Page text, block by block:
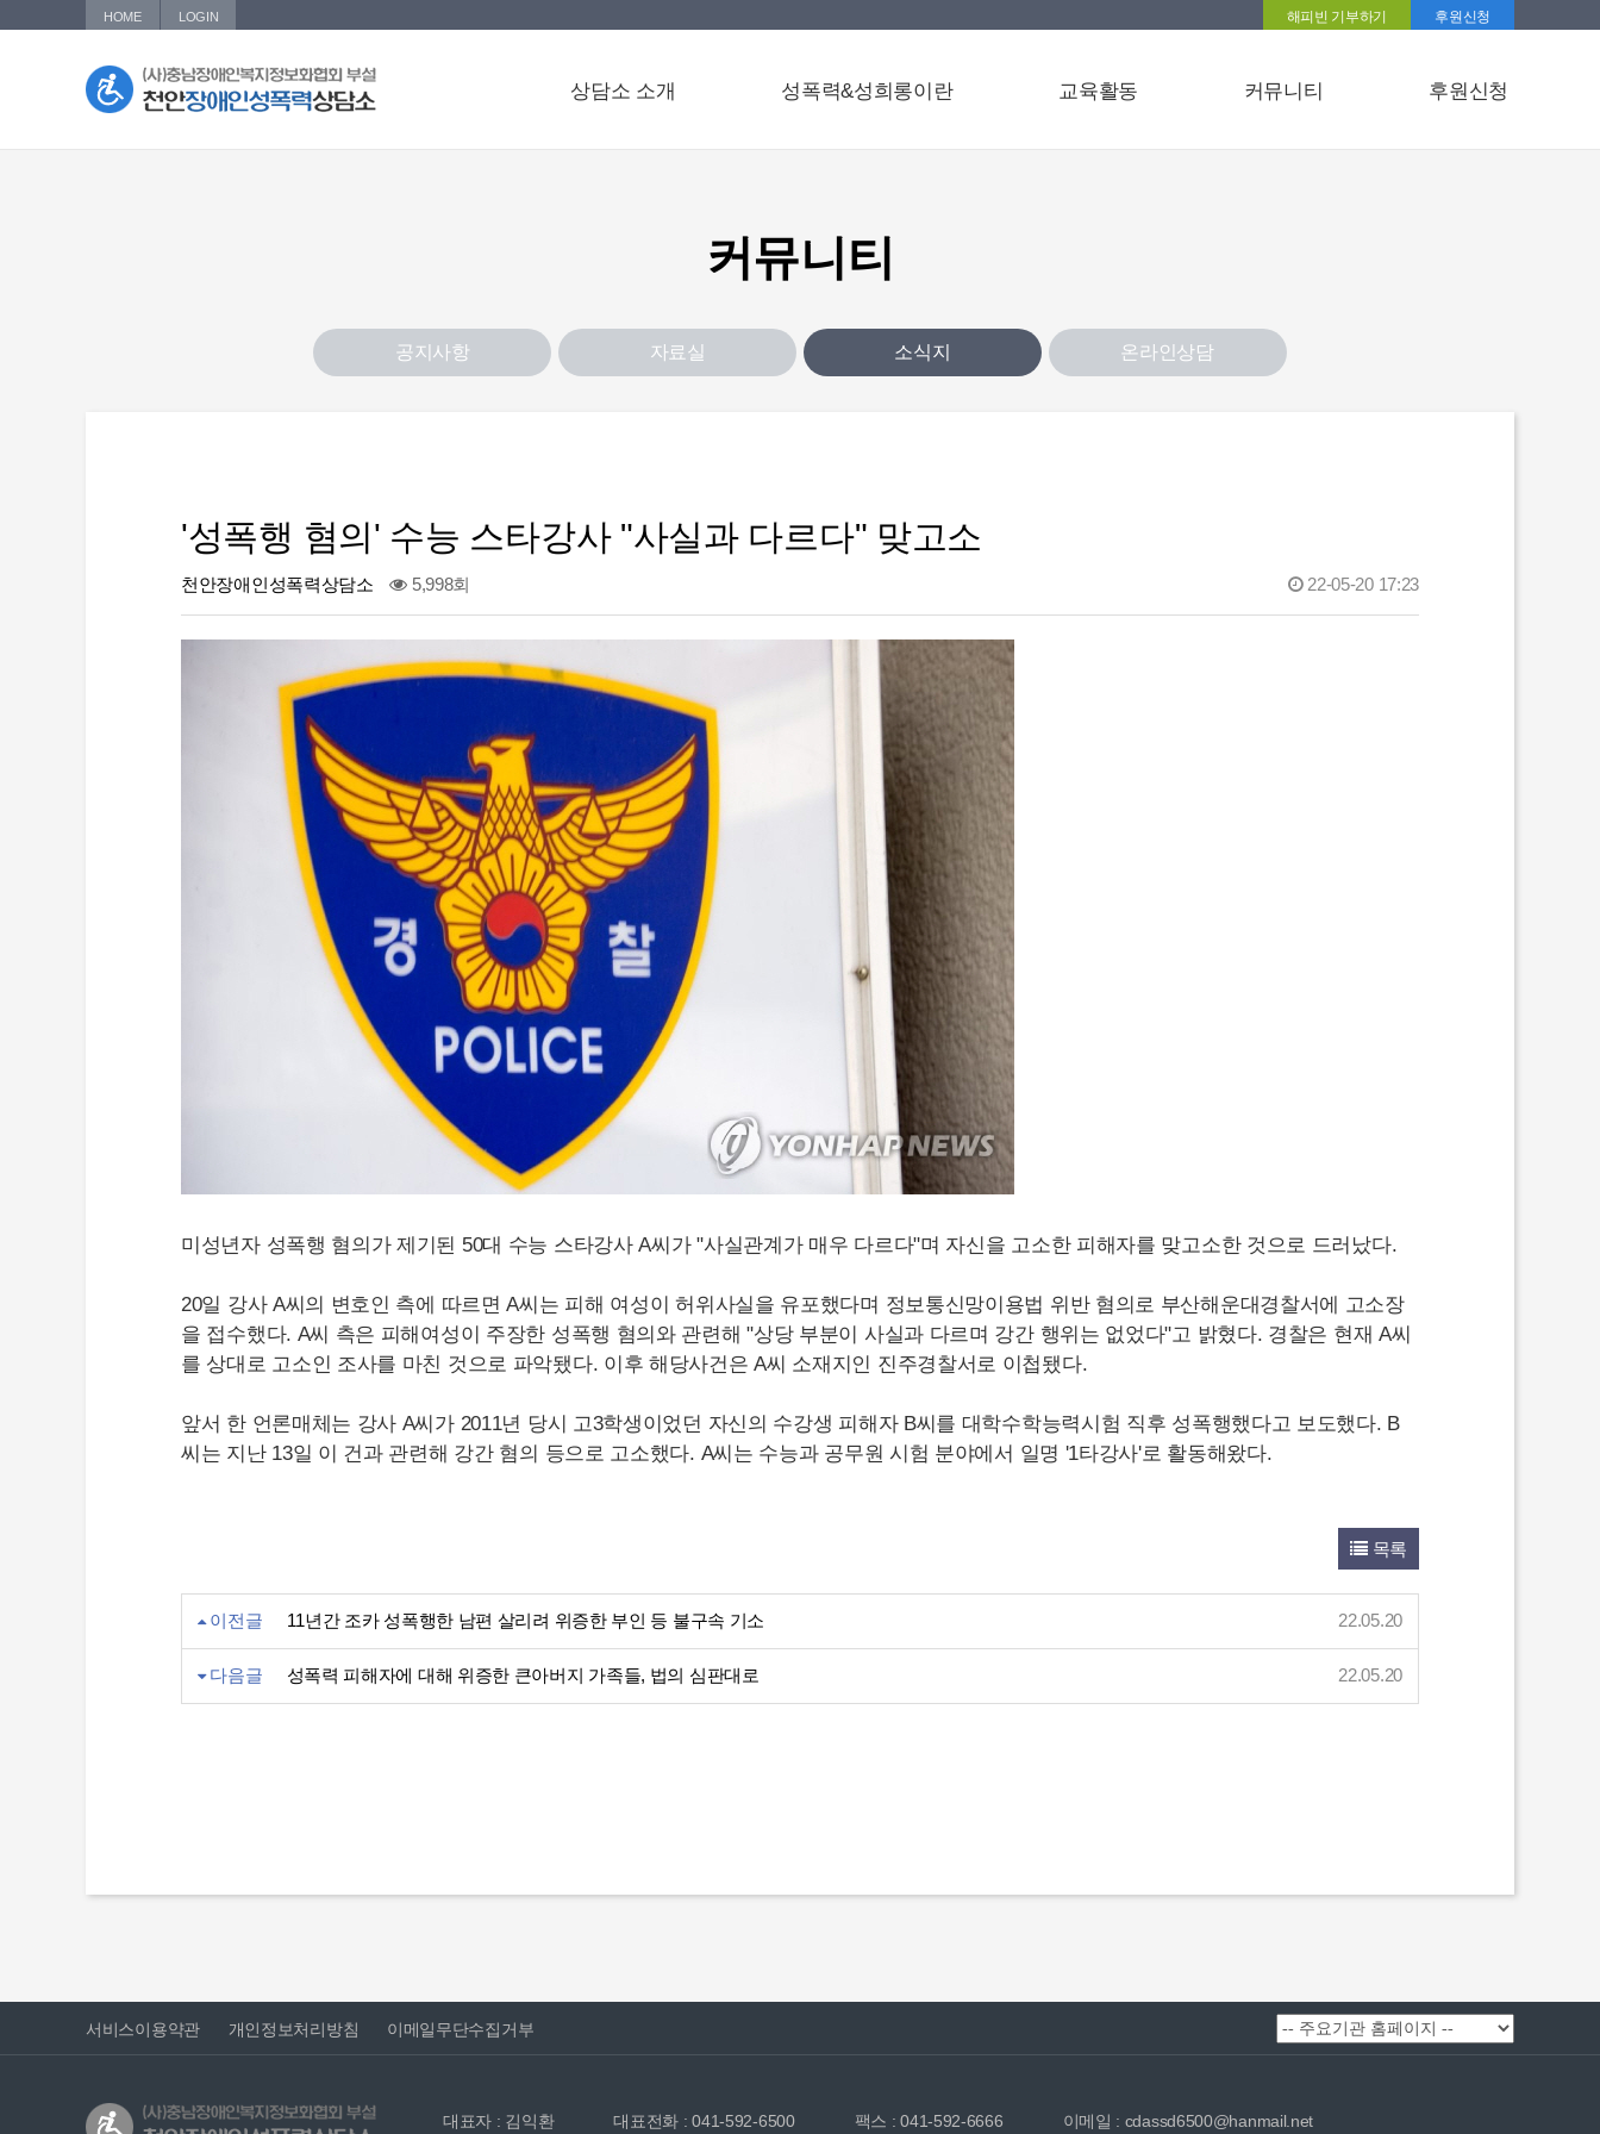
HOME LOGIN 해피빈 기부하기 후원신청
상담소 소개 성폭력&성희롱이란 교육활동 커뮤니티 후원신청
커뮤니티
공지사항 자료실 소식지 온라인상담
'성폭행 혐의' 수능 스타강사 "사실과 다르다" 맞고소
천안장애인성폭력상담소 5,998회 22-05-20 17:23
미성년자 성폭행 혐의가 제기된 50대 수능 스타강사 A씨가 "사실관계가 매우 다르다"며 자신을 고소한 피해자를 맞고소한 것으로 드러났다.
20일 강사 A씨의 변호인 측에 따르면 A씨는 피해 여성이 허위사실을 유포했다며 정보통신망이용법 위반 혐의로 부산해운대경찰서에 고소장
을 접수했다. A씨 측은 피해여성이 주장한 성폭행 혐의와 관련해 "상당 부분이 사실과 다르며 강간 행위는 없었다"고 밝혔다. 경찰은 현재 A씨
를 상대로 고소인 조사를 마친 것으로 파악됐다. 이후 해당사건은 A씨 소재지인 진주경찰서로 이첩됐다.
앞서 한 언론매체는 강사 A씨가 2011년 당시 고3학생이었던 자신의 수강생 피해자 B씨를 대학수학능력시험 직후 성폭행했다고 보도했다. B
씨는 지난 13일 이 건과 관련해 강간 혐의 등으로 고소했다. A씨는 수능과 공무원 시험 분야에서 일명 '1타강사'로 활동해왔다.
목록
이전글 11년간 조카 성폭행한 남편 살리려 위증한 부인 등 불구속 기소 22.05.20
다음글 성폭력 피해자에 대해 위증한 큰아버지 가족들, 법의 심판대로 22.05.20
서비스이용약관 개인정보처리방침 이메일무단수집거부
대표자 : 김익환 대표전화 : 041-592-6500 팩스 : 041-592-6666 이메일 : cdassd6500@hanmail.net